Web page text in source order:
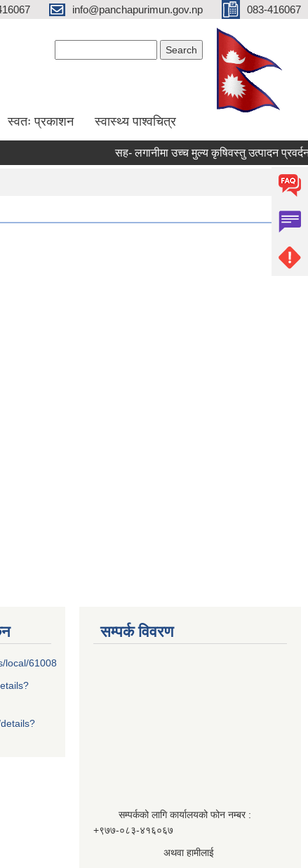
info@panchapurimun.gov.np 083-416067
स्वतः प्रकाशन स्वास्थ्य पाश्वचित्र
सह- लगानीमा उच्च मुल्य कृषिवस्तु उत्पादन प्रवर्दन
local/61008
सम्पर्क विवरण
सम्पर्कको लागि कार्यालयको फोन नम्बर :
+९७७-०८३‍-४१६०६७
अथवा हामीलाई